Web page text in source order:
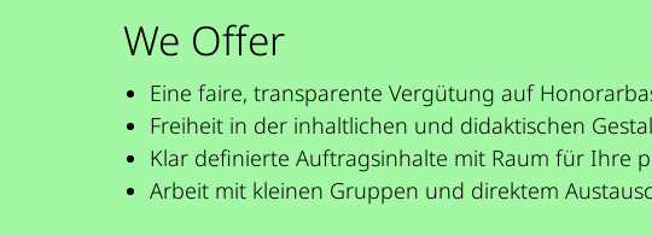
We Offer
Eine faire, transparente Vergütung auf
Freiheit in der inhaltlichen und didaktischen
Klar definierte Auftragsinhalte mit Raum für Ihre
Arbeit mit kleinen Gruppen und direktem